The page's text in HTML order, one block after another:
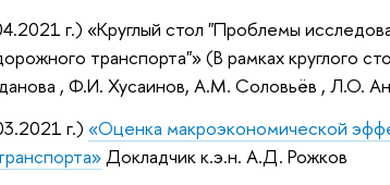
г.) «Круглый стол "Проблемы
транспорта"» (В рамках круглого
, Ф.И. Хусаинов, А.М. Соловьёв , Л.О.
г.) «Оценка макроэкономической
Докладчик к.э.н. А.Д. Рожков